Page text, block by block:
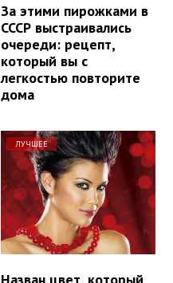
За этими пирожками в
СССР выстраивались
очереди: рецепт,
который вы с
легкостью повторите
дома
ЛУЧШЕЕ